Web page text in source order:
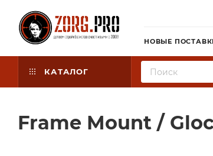
НОВЫЕ
КАТАЛОГ
Frame Mount /